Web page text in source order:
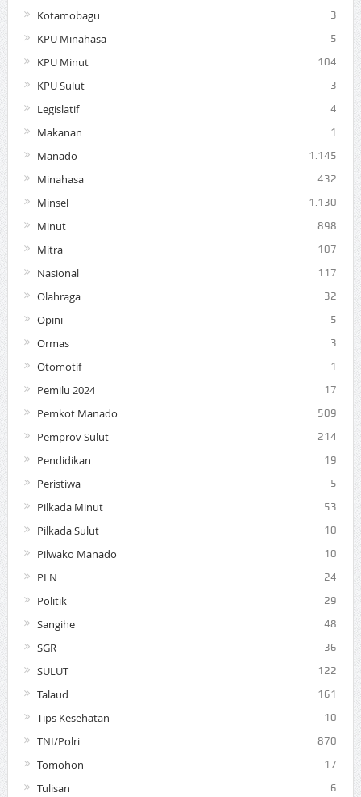
Kotamobagu 3
KPU Minahasa 5
KPU Minut 104
KPU Sulut 3
Legislatif 4
Makanan 1
Manado 1.145
Minahasa 432
Minsel 1.130
Minut 898
Mitra 107
Nasional 117
Olahraga 32
Opini 5
Ormas 3
Otomotif 1
Pemilu 2024 17
Pemkot Manado 509
Pemprov Sulut 214
Pendidikan 19
Peristiwa 5
Pilkada Minut 53
Pilkada Sulut 10
Pilwako Manado 10
PLN 24
Politik 29
Sangihe 48
SGR 36
SULUT 122
Talaud 161
Tips Kesehatan 10
TNI/Polri 870
Tomohon 17
Tulisan 6